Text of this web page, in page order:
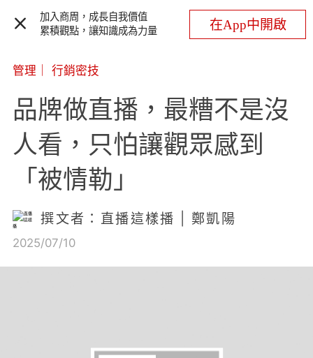
加入商周，成長自我價值
累積觀點，讓知識成為力量
在App中開啟
管理 行銷密技
品牌做直播，最糟不是沒
人看，只怕讓觀眾感到
「被情勒」
撰文者：直播這樣播 | 鄭凱陽
2025/07/10